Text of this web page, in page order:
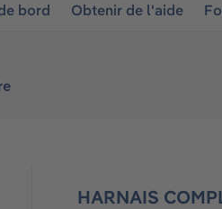
bord Obtenir de l'aide
HARNAIS